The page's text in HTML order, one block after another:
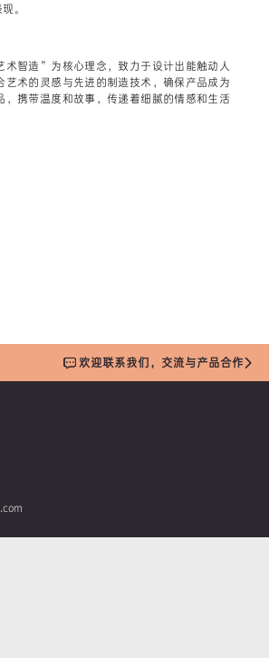
。
智造”为核心理念，致力于设计出能触动人
艺术的灵感与先进的制造技术，确保产品成为
，携带温度和故事，传递着细腻的情感和生活
欢迎联系我们，交流与产品合作